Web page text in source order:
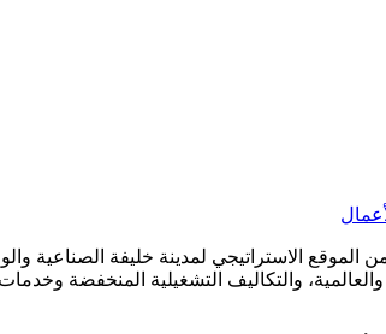
الموقع الاستراتيجي لمدينة خليفة الصناعية
والعالمية، والتكاليف التشغيلية المنخفضة